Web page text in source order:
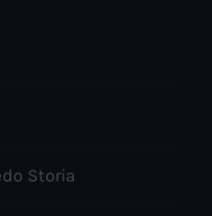
Storia